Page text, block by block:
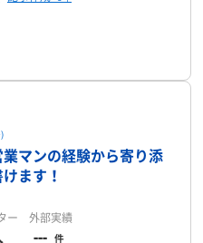
ど）
）
納品など可）・VTuberやオリ
た占い風メッセージの執筆
語る」
ライアント様のご要望を丁寧に
コンテンツを心を込めてご提供
すぎず、読みやすさ 実用性を意
んな依頼もできるかな？」とい
マンの経験から寄り添
ます！
ー 外部実績
--- 件